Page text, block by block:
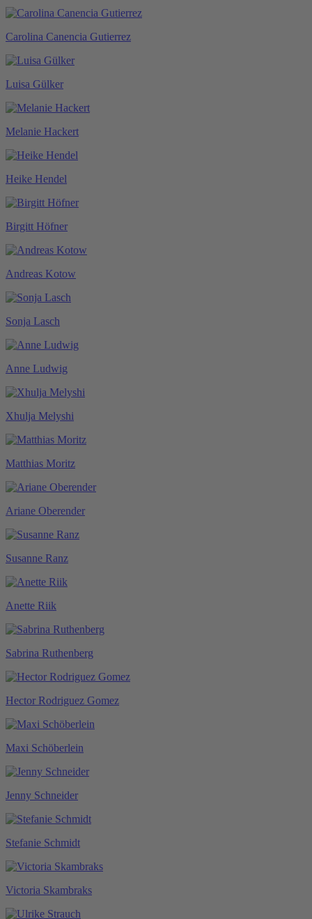
Carolina Canencia Gutierrez
Luisa Gülker
Melanie Hackert
Heike Hendel
Birgitt Höfner
Andreas Kotow
Sonja Lasch
Anne Ludwig
Xhulja Melyshi
Matthias Moritz
Ariane Oberender
Susanne Ranz
Anette Riik
Sabrina Ruthenberg
Hector Rodriguez Gomez
Maxi Schöberlein
Jenny Schneider
Stefanie Schmidt
Victoria Skambraks